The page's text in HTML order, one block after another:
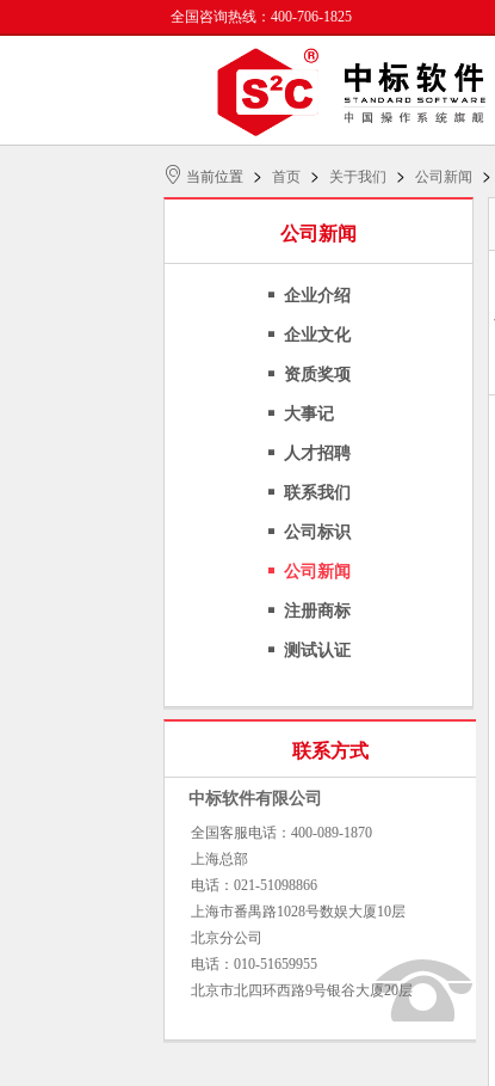
全国咨询热线：400-706-1825
当前位置 > 首页 > 关于我们 > 公司新闻 >
公司新闻
企业介绍
企业文化
资质奖项
大事记
人才招聘
联系我们
公司标识
公司新闻
注册商标
测试认证
联系方式
中标软件有限公司
全国客服电话：400-089-1870
上海总部
电话：021-51098866
上海市番禺路1028号数娱大厦10层
北京分公司
电话：010-51659955
北京市北四环西路9号银谷大厦20层